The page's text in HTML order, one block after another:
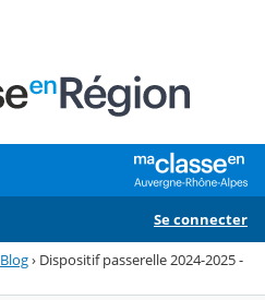
Se connecter
Blog› Dispositif passerelle 2024-2025 -